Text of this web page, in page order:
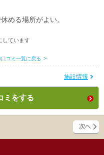
める場所がよい。
しています
コミ一覧に戻る >
施設情報
ミをする